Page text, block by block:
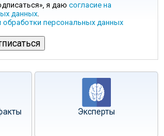
я даю согласие на
данных.
персональных данных
Эксперты